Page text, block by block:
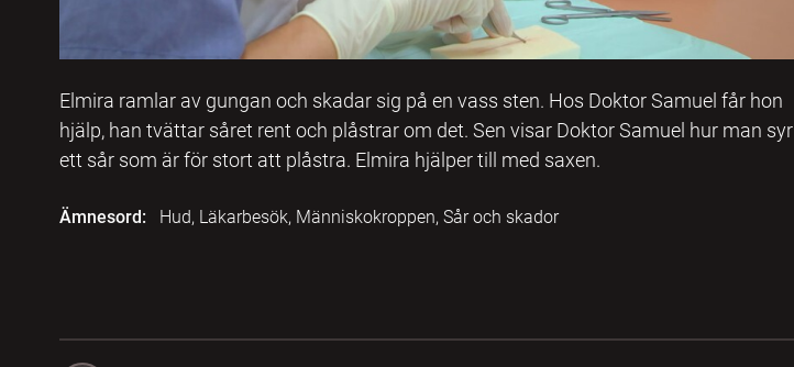
Elmira ramlar av gungan och skadar sig på en vass sten. Hos Doktor Samuel får hon
hjälp, han tvättar såret rent och plåstrar om det. Sen visar Doktor Samuel hur man syr
ett sår som är för stort att plåstra. Elmira hjälper till med saxen.
Ämnesord: Hud, Läkarbesök, Människokroppen, Sår och skador